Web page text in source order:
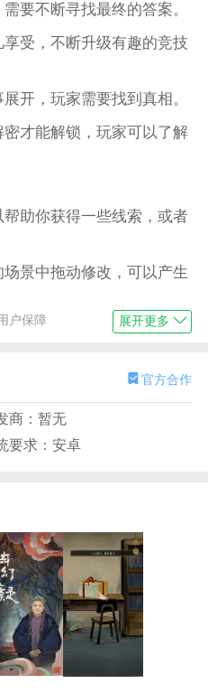
要不断寻找最终的答案。
受，不断升级有趣的竞技
开，玩家需要找到真相。
才能解锁，玩家可以了解
助你获得一些线索，或者
景中拖动修改，可以产生
多NPC，可以和玩家互
神秘的隐藏菜单。游戏里
果和真相。
。
动为主，玩家需要观察、
。
中的异域元素，让解谜过
户保障 展开更多
官方合作
商：暂无
要求：安卓